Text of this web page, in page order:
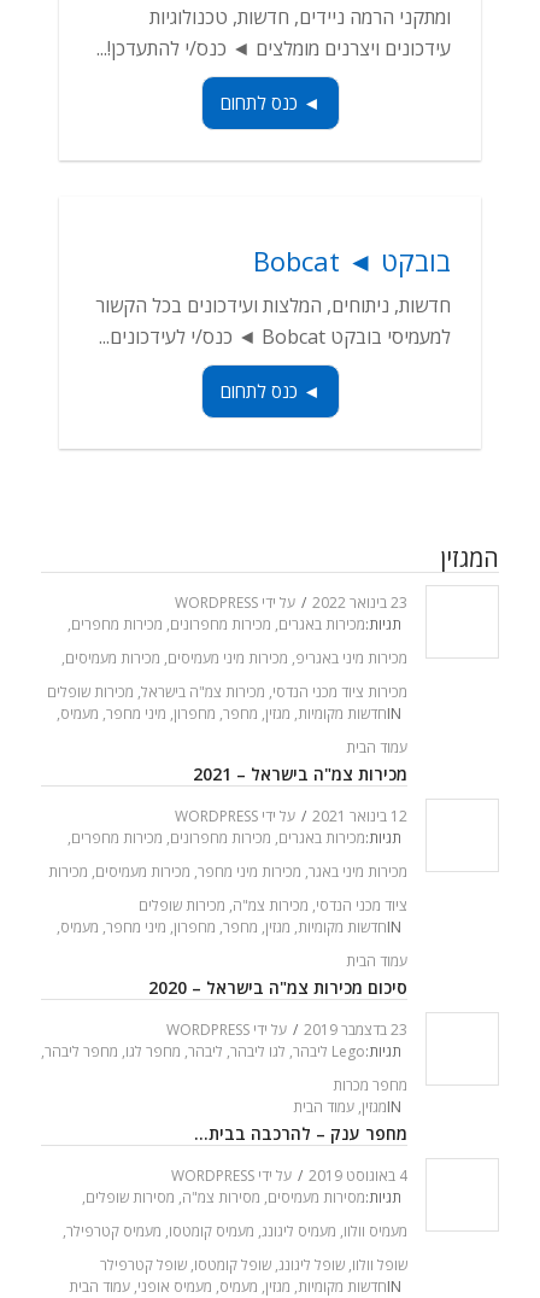
ומתקני הרמה ניידים, חדשות, טכנולוגיות
עידכונים ויצרנים מומלצים ◄ כנס/י להתעדכן!...
◄ כנס לתחום
בובקט ◄ Bobcat
חדשות, ניתוחים, המלצות ועידכונים בכל הקשור
למעמיסי בובקט Bobcat ◄ כנס/י לעידכונים...
◄ כנס לתחום
המגזין
23 בינואר 2022 / על ידי WORDPRESS
INחדשות מקומיות, מגזין, מחפר, מחפרון, מיני מחפר, מעמיס,
עמוד הבית
תגיות:מכירות באגרים, מכירות מחפרונים, מכירות מחפרים,
מכירות מיני באגריפ, מכירות מיני מעמיסים, מכירות מעמיסים,
מכירות ציוד מכני הנדסי, מכירות צמ"ה בישראל, מכירות שופלים
מכירות צמ"ה בישראל – 2021
12 בינואר 2021 / על ידי WORDPRESS
INחדשות מקומיות, מגזין, מחפר, מחפרון, מיני מחפר, מעמיס,
עמוד הבית
תגיות:מכירות באגרים, מכירות מחפרונים, מכירות מחפרים,
מכירות מיני באגר, מכירות מיני מחפר, מכירות מעמיסים, מכירות
ציוד מכני הנדסי, מכירות צמ"ה, מכירות שופלים
סיכום מכירות צמ"ה בישראל – 2020
23 בדצמבר 2019 / על ידי WORDPRESS
INמגזין, עמוד הבית
תגיות:Lego ליבהר , לגו ליבהר, ליבהר, מחפר לגו, מחפר ליבהר,
מחפר מכרות
מחפר ענק – להרכבה בבית…
4 באוגוסט 2019 / על ידי WORDPRESS
INחדשות מקומיות, מגזין, מעמיס, מעמיס אופני, עמוד הבית
תגיות:מסירות מעמיסים, מסירות צמ"ה, מסירות שופלים,
מעמיס וולוו, מעמיס ליגונג, מעמיס קומטסו, מעמיס קטרפילר,
שופל וולוו, שופל ליגונג, שופל קומטסו, שופל קטרפילר